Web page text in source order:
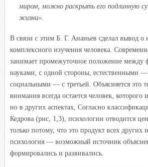
миром, можно раскрыть его подлинную
жизни».
В связи с этим Б. Г. Ананьев сделал вывод о
комплексного изучения человека.
занимает промежуточное положение между
науками, с одной стороны, естественными —
социальными — с третьей. Объясняется это
внимания всегда остается человек, которого
но в других аспектах, Согласно
Кедрова (рис, 1,3), психологии отводится
только потому, что это продукт всех других
психология — возможный источник
формировались и развивались.